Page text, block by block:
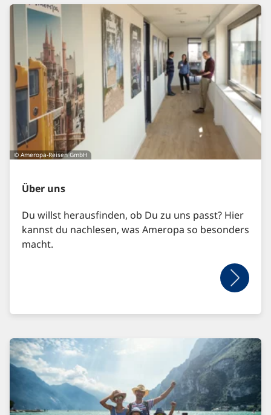
© Ameropa-Reisen GmbH
Über uns
Du willst herausfinden, ob Du zu uns passt? Hier
kannst du nachlesen, was Ameropa so besonders
macht.